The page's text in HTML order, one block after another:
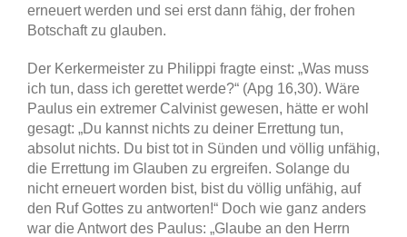
erneuert werden und sei erst dann fähig, der frohen
Botschaft zu glauben.
Der Kerkermeister zu Philippi fragte einst: „Was muss
ich tun, dass ich gerettet werde?“ (Apg 16,30). Wäre
Paulus ein extremer Calvinist gewesen, hätte er wohl
gesagt: „Du kannst nichts zu deiner Errettung tun,
absolut nichts. Du bist tot in Sünden und völlig unfähig,
die Errettung im Glauben zu ergreifen. Solange du
nicht erneuert worden bist, bist du völlig unfähig, auf
den Ruf Gottes zu antworten!“ Doch wie ganz anders
war die Antwort des Paulus: „Glaube an den Herrn